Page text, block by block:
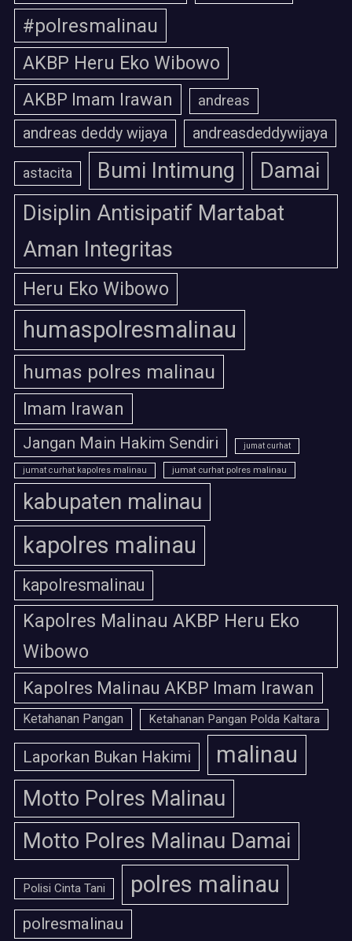
#polresmalinau
AKBP Heru Eko Wibowo
AKBP Imam Irawan andreas
andreas deddy wijaya andreasdeddywijaya
astacita Bumi Intimung
Damai
Disiplin Antisipatif Martabat
Aman Integritas
Heru Eko Wibowo
humaspolresmalinau
humas polres malinau
Imam Irawan
Jangan Main Hakim Sendiri jumat curhat
jumat curhat kapolres malinau jumat curhat polres malinau
kabupaten malinau
kapolres malinau
kapolresmalinau
Kapolres Malinau AKBP Heru Eko
Wibowo
Kapolres Malinau AKBP Imam Irawan
Ketahanan Pangan Ketahanan Pangan Polda Kaltara
Laporkan Bukan Hakimi malinau
Motto Polres Malinau
Motto Polres Malinau Damai
Polisi Cinta Tani polres malinau
polresmalinau